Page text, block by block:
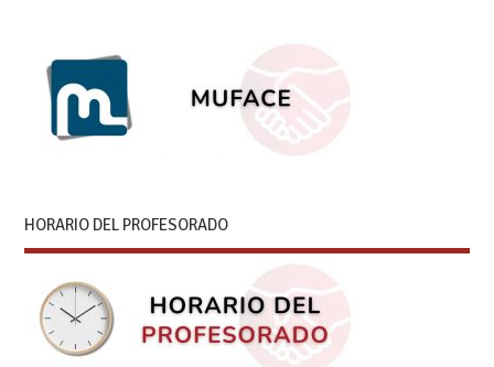
HORARIO DEL PROFESORADO